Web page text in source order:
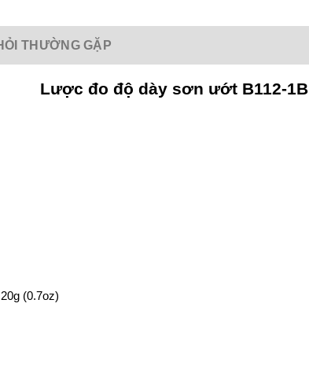
THƯỜNG GẶP
Lược đo độ dày sơn ướt B112-1B
(0.7oz)